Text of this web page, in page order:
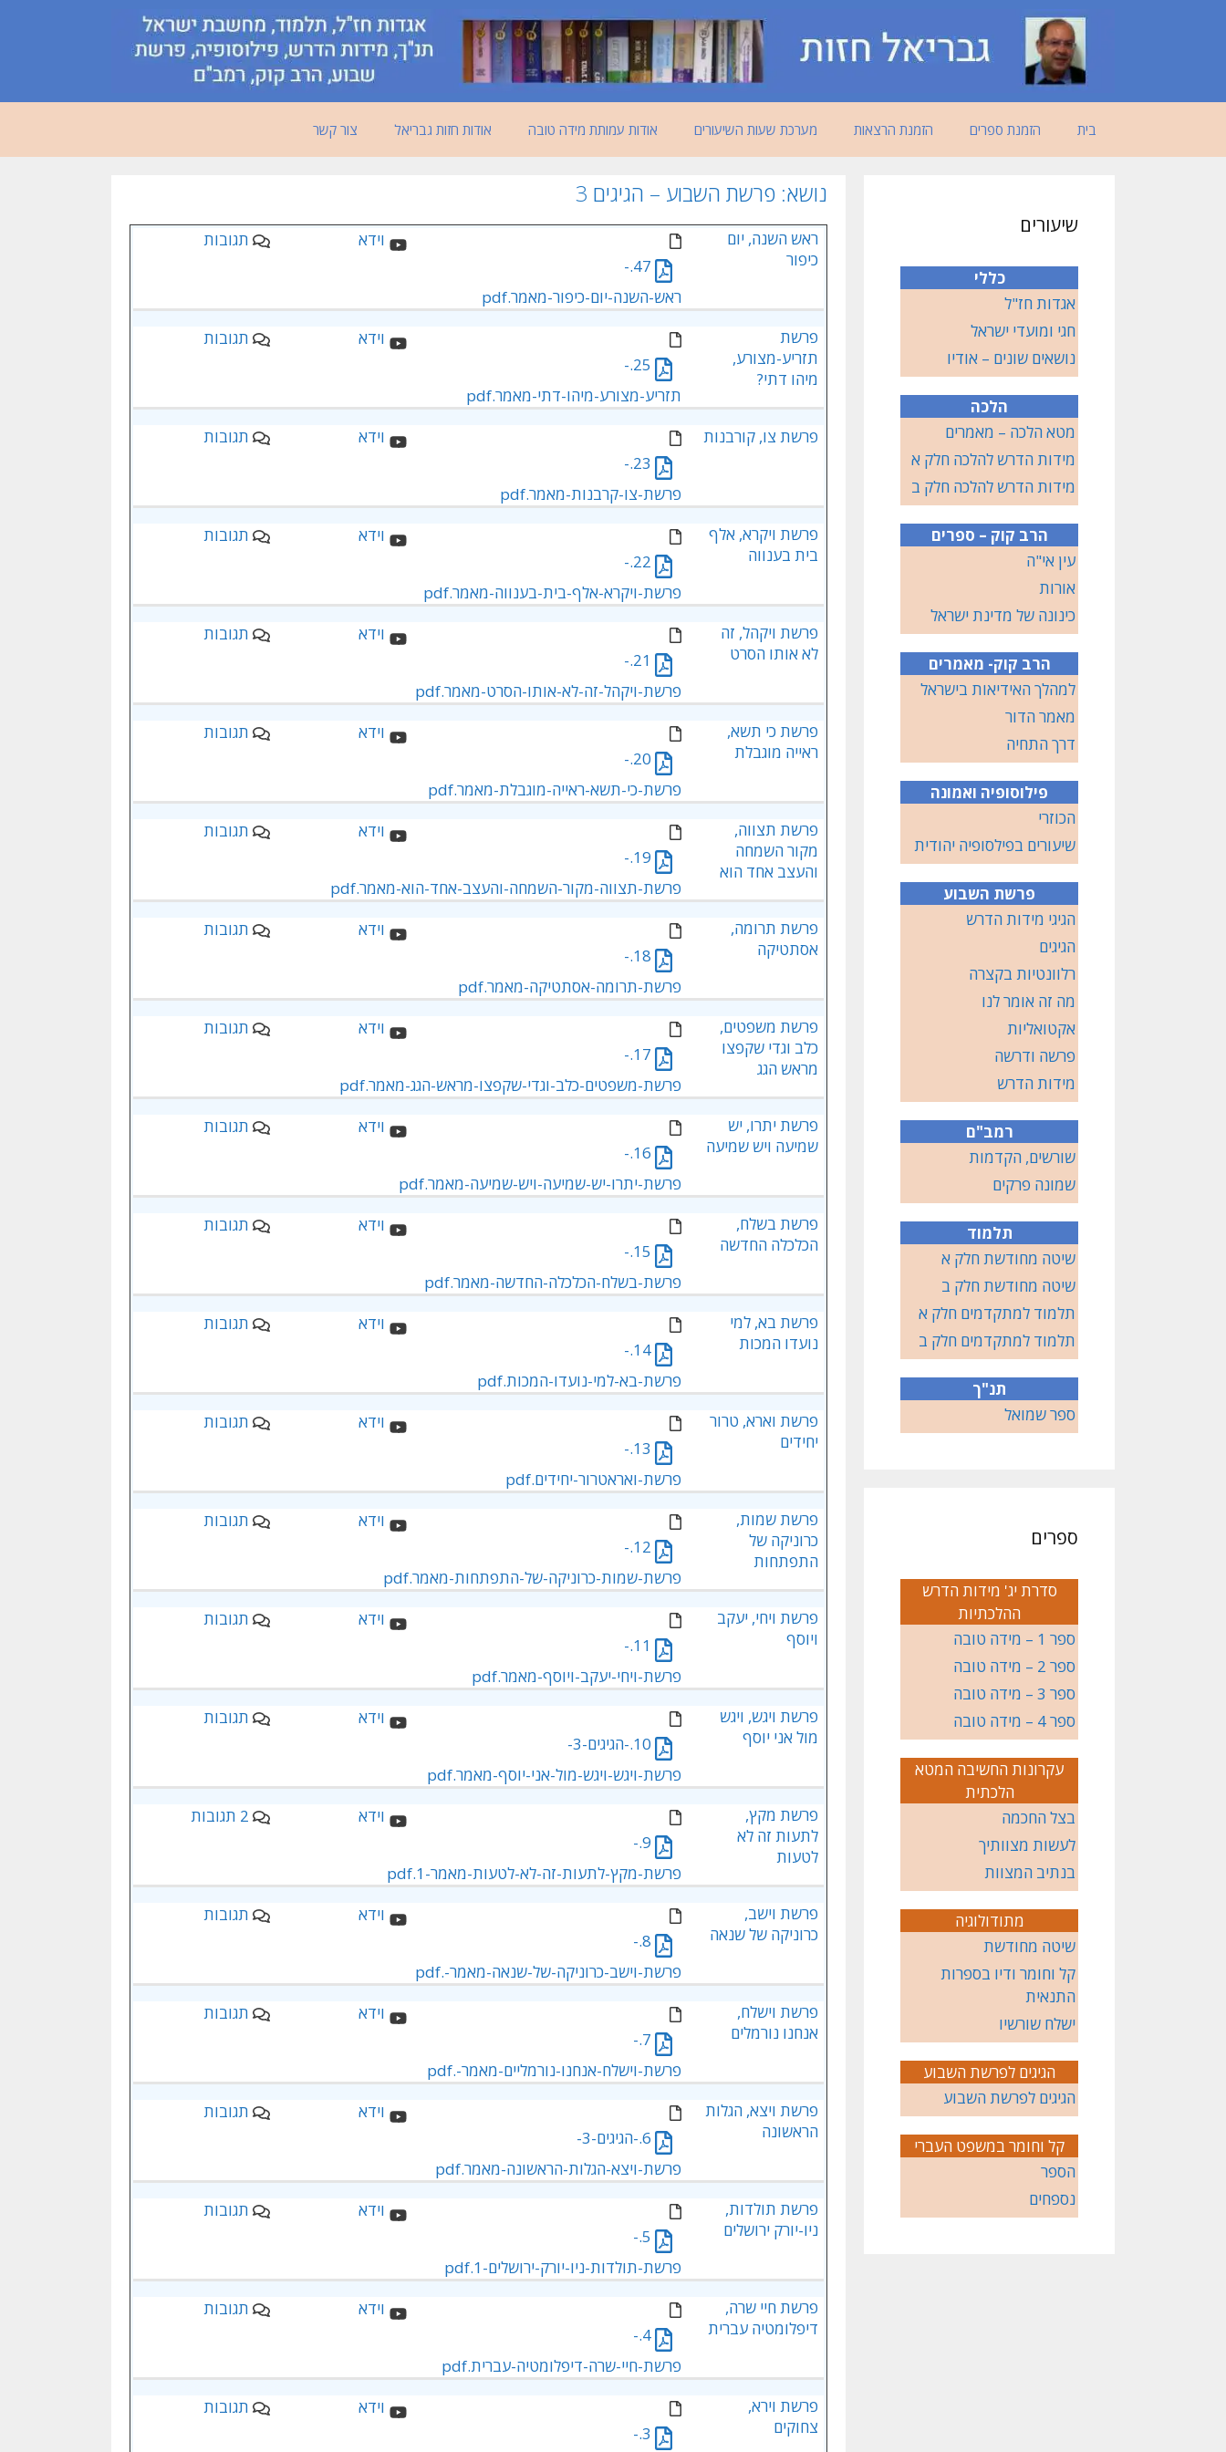
בית הזמנת ספרים הזמנת הרצאות מערכת שעות השיעורים אודות עמותת מידה טובה אודות חזות גבריאל צור קשר
נושא: פרשת השבוע – הגיגים 3
ראש השנה, יום
כיפור
47.-
ראש-השנה-יום-כיפור-מאמר.pdf
תגובות
פרשת
תזריע-מצורע,
מיהו דתי?
25.-
תזריע-מצורע-מיהו-דתי-מאמר.pdf
תגובות
פרשת צו, קורבנות
23.-
פרשת-צו-קרבנות-מאמר.pdf
תגובות
פרשת ויקרא, אלף
בית בענווה
22.-
פרשת-ויקרא-אלף-בית-בענווה-מאמר.pdf
תגובות
פרשת ויקהל, זה
לא אותו הסרט
21.-
פרשת-ויקהל-זה-לא-אותו-הסרט-מאמר.pdf
תגובות
פרשת כי תשא,
ראייה מוגבלת
20.-
פרשת-כי-תשא-ראייה-מוגבלת-מאמר.pdf
תגובות
פרשת תצווה,
מקור השמחה
והעצב אחד הוא
19.-
פרשת-תצווה-מקור-השמחה-והעצב-אחד-הוא-מאמר.pdf
תגובות
פרשת תרומה,
אסתטיקה
18.-
פרשת-תרומה-אסתטיקה-מאמר.pdf
תגובות
פרשת משפטים,
כלב וגדי שקפצו
מראש הגג
17.-
פרשת-משפטים-כלב-וגדי-שקפצו-מראש-הגג-מאמר.pdf
תגובות
פרשת יתרו, יש
שמיעה ויש שמיעה
16.-
פרשת-יתרו-יש-שמיעה-ויש-שמיעה-מאמר.pdf
תגובות
פרשת בשלח,
הכלכלה החדשה
15.-
פרשת-בשלח-הכלכלה-החדשה-מאמר.pdf
תגובות
פרשת בא, למי
נועדו המכות
14.-
פרשת-בא-למי-נועדו-המכות.pdf
תגובות
פרשת וארא, טרור
יחידים
13.-
פרשת-ואראטרור-יחידים.pdf
תגובות
פרשת שמות,
כרוניקה של
התפתחות
12.-
פרשת-שמות-כרוניקה-של-התפתחות-מאמר.pdf
תגובות
פרשת ויחי, יעקב
ויוסף
11.-
פרשת-ויחי-יעקב-ויוסף-מאמר.pdf
תגובות
פרשת ויגש, ויגש
מול אני יוסף
10.-הגיגים-3-
פרשת-ויגש-ויגש-מול-אני-יוסף-מאמר.pdf
תגובות
פרשת מקץ,
לתעות זה לא
לטעות
9.-
פרשת-מקץ-לתעות-זה-לא-לטעות-מאמר-1.pdf
2 תגובות
פרשת וישב,
כרוניקה של שנאה
8.-
פרשת-וישב-כרוניקה-של-שנאה-מאמר-.pdf
תגובות
פרשת וישלח,
אנחנו נורמלים
7.-
פרשת-וישלח-אנחנו-נורמליים-מאמר-.pdf
תגובות
פרשת ויצא, הגלות
הראשונה
6.-הגיגים-3-
פרשת-ויצא-הגלות-הראשונה-מאמר.pdf
תגובות
פרשת תולדות,
ניו-יורק ירושלים
5.-
פרשת-תולדות-ניו-יורק-ירושלים-1.pdf
תגובות
פרשת חיי שרה,
דיפלומטיה עברית
4.-
פרשת-חיי-שרה-דיפלומטיה-עברית.pdf
תגובות
פרשת וירא,
צחוקים
3.-
תגובות
שיעורים
כללי
אגדות חז"ל
חגי ומועדי ישראל
נושאים שונים – אודיו
הלכה
מטא הלכה – מאמרים
מידות הדרש להלכה חלק א
מידות הדרש להלכה חלק ב
הרב קוק – ספרים
עין אי"ה
אורות
כינונה של מדינת ישראל
הרב קוק- מאמרים
למהלך האידיאות בישראל
מאמר הדור
דרך התחיה
פילוסופיה ואמונה
הכוזרי
שיעורים בפילסופיה יהודית
פרשת השבוע
הגיגי מידות הדרש
הגיגים
רלוונטיות בקצרה
מה זה אומר לנו
אקטואליות
פרשה ודרשה
מידות הדרש
רמב"ם
שורשים, הקדמות
שמונה פרקים
תלמוד
שיטה מחודשת חלק א
שיטה מחודשת חלק ב
תלמוד למתקדמים חלק א
תלמוד למתקדמים חלק ב
תנ"ך
ספר שמואל
ספרים
סדרת יג' מידות הדרש
ההלכתיות
ספר 1 – מידה טובה
ספר 2 – מידה טובה
ספר 3 – מידה טובה
ספר 4 – מידה טובה
עקרונות החשיבה המטא
הלכתית
בצל החכמה
לעשות מצוותיך
בנתיב המצוות
מתודולוגיה
שיטה מחודשת
קל וחומר ודיו בספרות
התנאית
ישלח שורשיו
הגיגים לפרשת השבוע
הגיגים לפרשת השבוע
קל וחומר במשפט העברי
הספר
נספחים